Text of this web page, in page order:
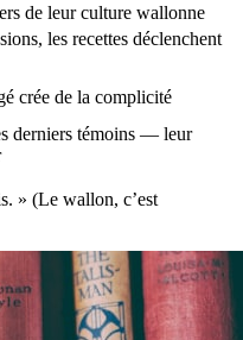
de leur culture wallonne
les recettes déclenchent
crée de la complicité
derniers témoins — leur
» (Le wallon, c’est